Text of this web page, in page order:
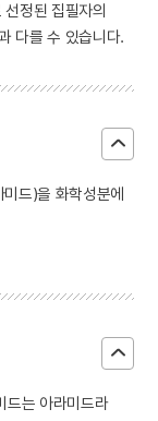
정된 집필자의
다를 수 있습니다.
드)을 화학성분에
드는 아라미드라